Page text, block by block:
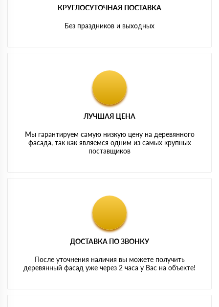
КРУГЛОСУТОЧНАЯ ПОСТАВКА
Без праздников и выходных
ЛУЧШАЯ ЦЕНА
Мы гарантируем самую низкую цену на деревянного
фасада, так как являемся одним из самых крупных
поставщиков
ДОСТАВКА ПО ЗВОНКУ
После уточнения наличия вы можете получить
деревянный фасад уже через 2 часа у Вас на объекте!